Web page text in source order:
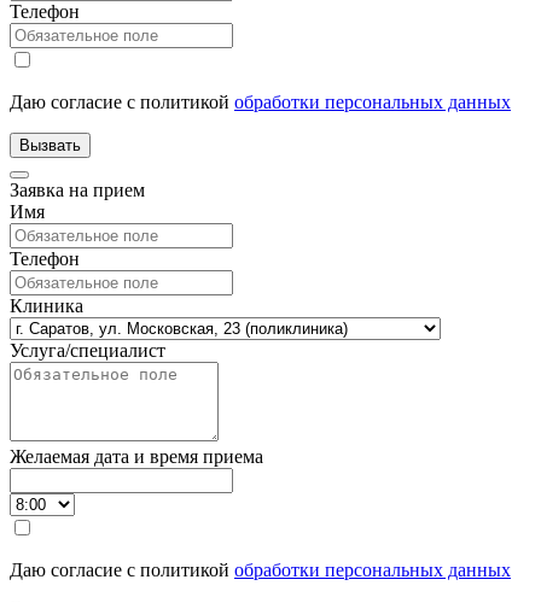
Телефон
Даю согласие с политикой обработки персональных данных
Заявка на прием
Имя
Телефон
Клиника
Услуга/специалист
Желаемая дата и время приема
Даю согласие с политикой обработки персональных данных